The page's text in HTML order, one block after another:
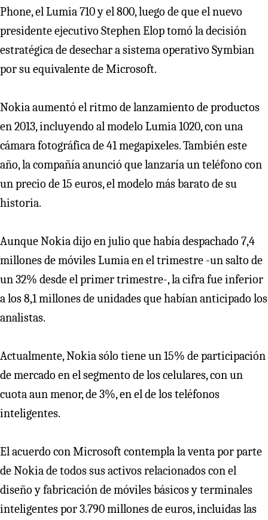
Phone, el Lumia 710 y el 800, luego de que el nuevo
presidente ejecutivo Stephen Elop tomó la decisión
estratégica de desechar a sistema operativo Symbian
por su equivalente de Microsoft.
Nokia aumentó el ritmo de lanzamiento de productos
en 2013, incluyendo al modelo Lumia 1020, con una
cámara fotográfica de 41 megapixeles. También este
año, la compañía anunció que lanzaría un teléfono con
un precio de 15 euros, el modelo más barato de su
historia.
Aunque Nokia dijo en julio que había despachado 7,4
millones de móviles Lumia en el trimestre -un salto de
un 32% desde el primer trimestre-, la cifra fue inferior
a los 8,1 millones de unidades que habían anticipado los
analistas.
Actualmente, Nokia sólo tiene un 15% de participación
de mercado en el segmento de los celulares, con un
cuota aun menor, de 3%, en el de los teléfonos
inteligentes.
El acuerdo con Microsoft contempla la venta por parte
de Nokia de todos sus activos relacionados con el
diseño y fabricación de móviles básicos y terminales
inteligentes por 3.790 millones de euros, incluidas las